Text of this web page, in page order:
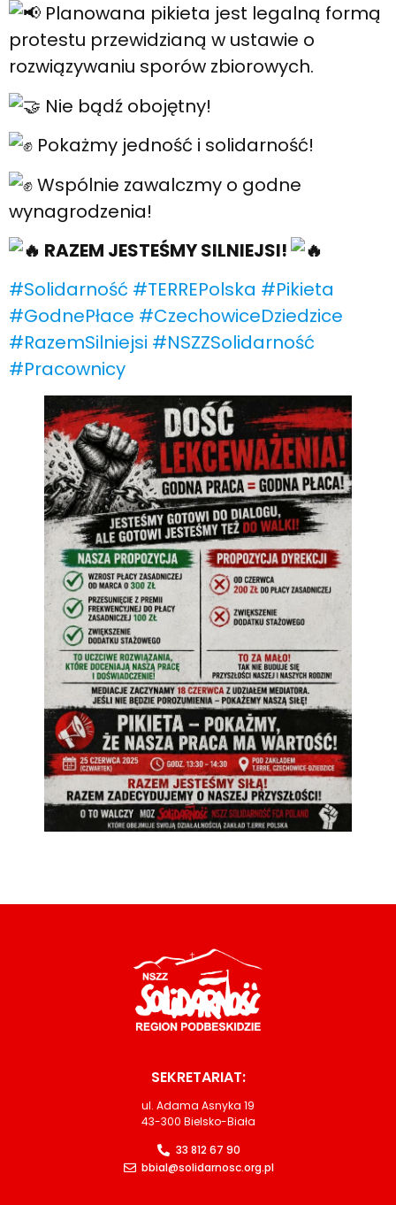
Planowana pikieta jest legalną formą
protestu przewidzianą w ustawie o
rozwiązywaniu sporów zbiorowych.
Nie bądź obojętny!
Pokażmy jedność i solidarność!
Wspólnie zawalczmy o godne
wynagrodzenia!
RAZEM JESTEŚMY SILNIEJSI!
#Solidarność #TERREPolska #Pikieta
#GodnePłace #CzechowiceDziedzice
#RazemSilniejsi #NSZZSolidarność
#Pracownicy
SEKRETARIAT:
ul. Adama Asnyka 19
43-300 Bielsko-Biała
33 812 67 90
bbial@solidarnosc.org.pl